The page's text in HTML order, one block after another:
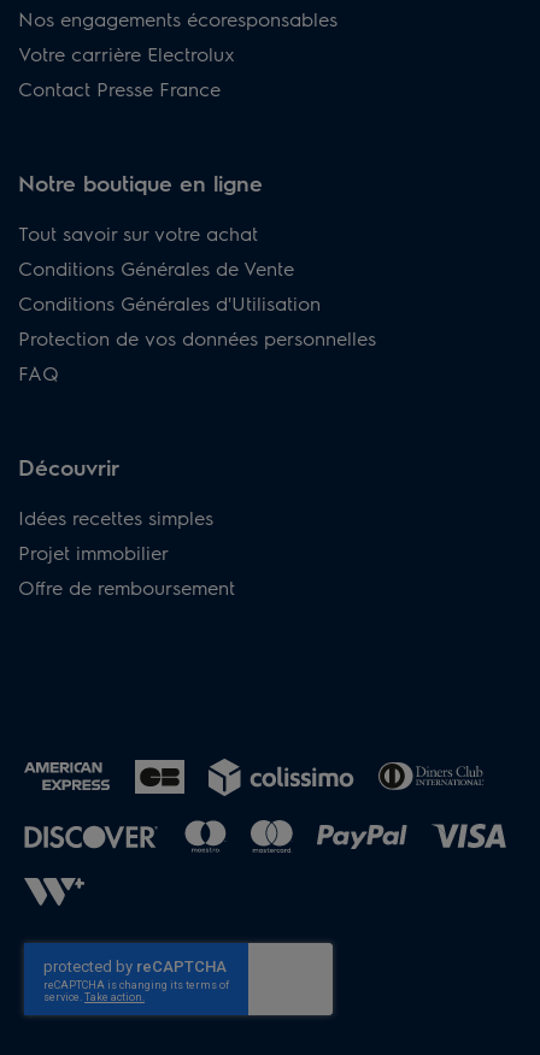
Nos engagements écoresponsables
Votre carrière Electrolux
Contact Presse France
Notre boutique en ligne
Tout savoir sur votre achat
Conditions Générales de Vente
Conditions Générales d'Utilisation
Protection de vos données personnelles
FAQ
Découvrir
Idées recettes simples
Projet immobilier
Offre de remboursement